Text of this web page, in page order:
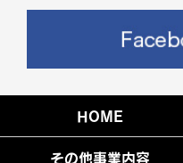
HOME
その他事業内容